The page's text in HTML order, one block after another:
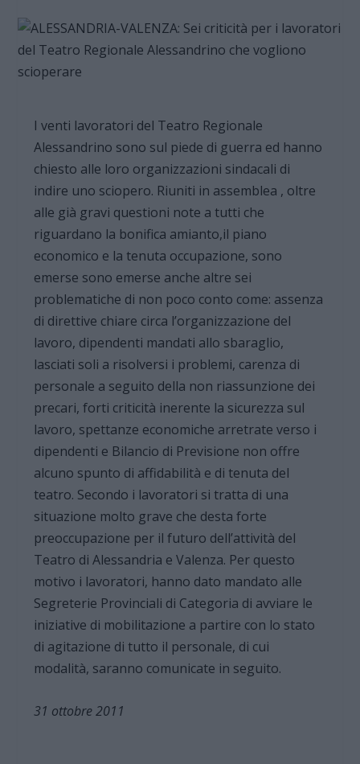
I venti lavoratori del Teatro Regionale
Alessandrino sono sul piede di guerra ed hanno
chiesto alle loro organizzazioni sindacali di
indire uno sciopero. Riuniti in assemblea , oltre
alle già gravi questioni note a tutti che
riguardano la bonifica amianto,il piano
economico e la tenuta occupazione, sono
emerse sono emerse anche altre sei
problematiche di non poco conto come: assenza
di direttive chiare circa l’organizzazione del
lavoro, dipendenti mandati allo sbaraglio,
lasciati soli a risolversi i problemi, carenza di
personale a seguito della non riassunzione dei
precari, forti criticità inerente la sicurezza sul
lavoro, spettanze economiche arretrate verso i
dipendenti e Bilancio di Previsione non offre
alcuno spunto di affidabilità e di tenuta del
teatro. Secondo i lavoratori si tratta di una
situazione molto grave che desta forte
preoccupazione per il futuro dell’attività del
Teatro di Alessandria e Valenza. Per questo
motivo i lavoratori, hanno dato mandato alle
Segreterie Provinciali di Categoria di avviare le
iniziative di mobilitazione a partire con lo stato
di agitazione di tutto il personale, di cui
modalità, saranno comunicate in seguito.
31 ottobre 2011